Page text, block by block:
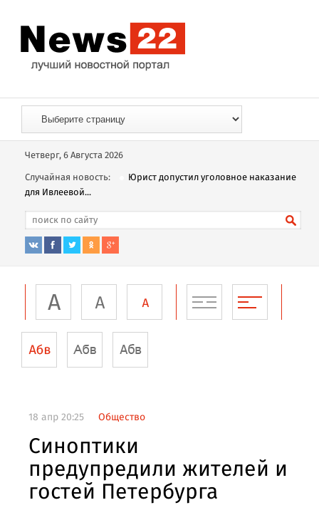
Четверг, 6 Августа 2026
Случайная новость:
Юрист допустил уголовное наказание
для Ивлеевой...
18 апр 20:25 Общество
Синоптики
предупредили жителей и
гостей Петербурга